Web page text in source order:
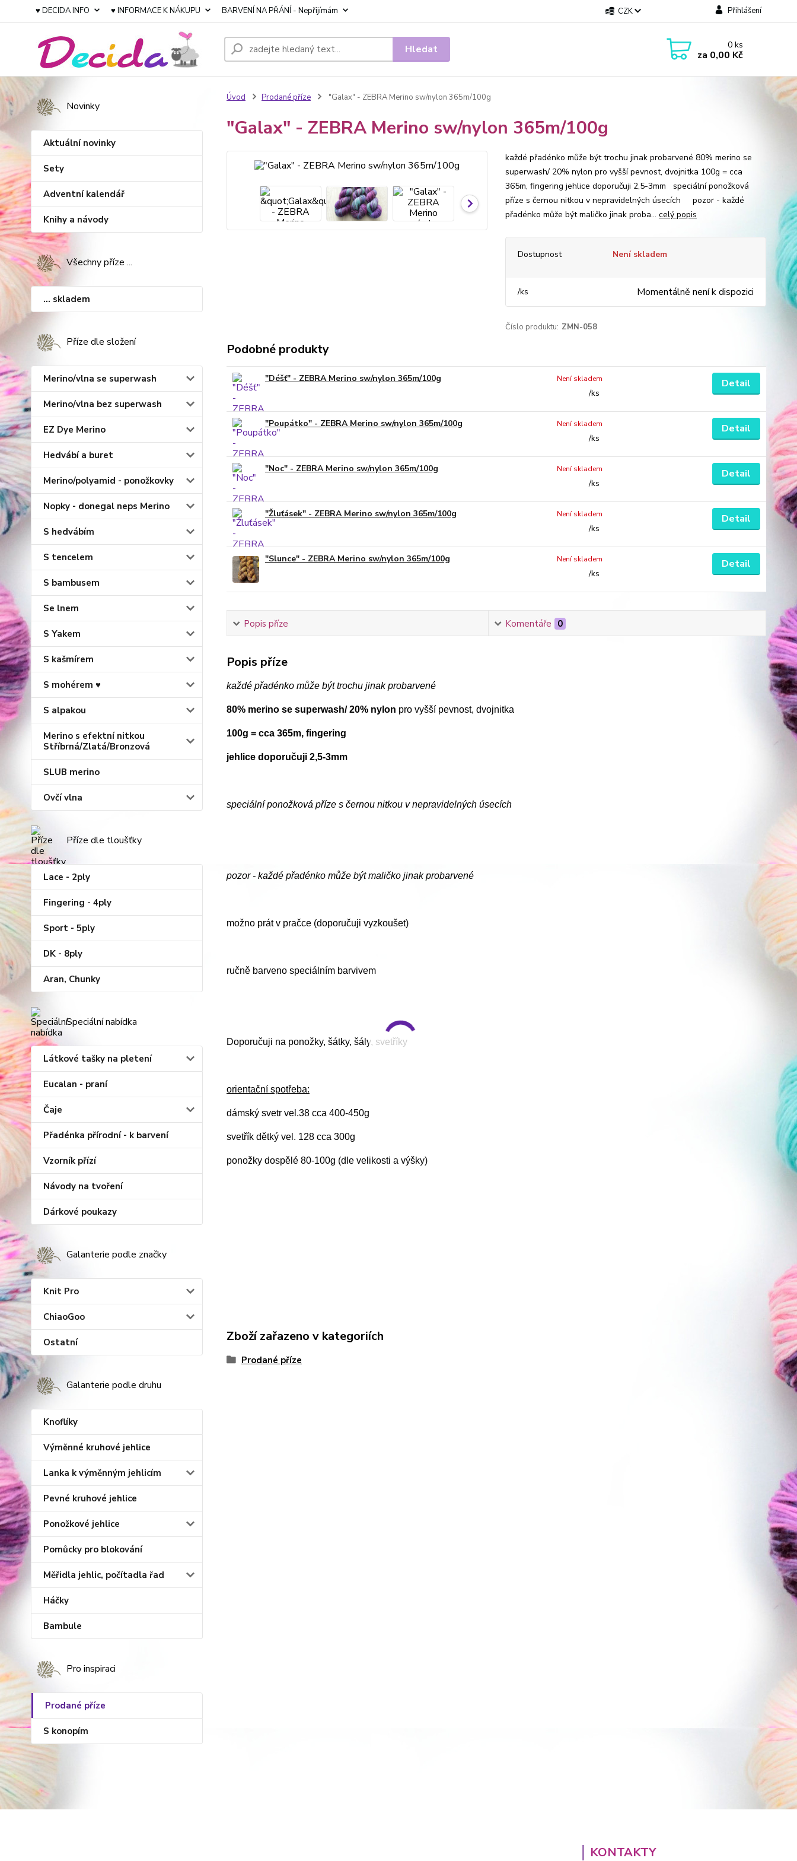
♥ DECIDA INFO ♥ INFORMACE K NÁKUPU BARVENÍ NA PŘÁNÍ - Nepřijímám CZK Přihlášení
Hledat 0ks
za 0,00 Kč
Novinky
Aktuální novinky
Sety
Adventní kalendář
Knihy a návody
Všechny příze ...
... skladem
Příze dle složení
Merino/vlna se superwash
Merino/vlna bez superwash
EZ Dye Merino
Hedvábí a buret
Merino/polyamid - ponožkovky
Nopky - donegal neps Merino
S hedvábím
S tencelem
S bambusem
Se lnem
S Yakem
S kašmírem
S mohérem ♥
S alpakou
Merino s efektní nitkou
Stříbrná/Zlatá/Bronzová
SLUB merino
Ovčí vlna
Příze dle tloušťky
Lace - 2ply
Fingering - 4ply
Sport - 5ply
DK - 8ply
Aran, Chunky
Speciální nabídka
Látkové tašky na pletení
Eucalan - praní
Čaje
Přadénka přírodní - k barvení
Vzorník přízí
Návody na tvoření
Dárkové poukazy
Galanterie podle značky
Knit Pro
ChiaoGoo
Ostatní
Galanterie podle druhu
Knoflíky
Výměnné kruhové jehlice
Lanka k výměnným jehlicím
Pevné kruhové jehlice
Ponožkové jehlice
Pomůcky pro blokování
Měřidla jehlic, počítadla řad
Háčky
Bambule
Pro inspiraci
Prodané příze
S konopím
Úvod Prodané příze "Galax" - ZEBRA Merino sw/nylon 365m/100g
"Galax" - ZEBRA Merino sw/nylon 365m/100g
každé přadénko může být trochu jinak probarvené 80% merino se
superwash/ 20% nylon pro vyšší pevnost, dvojnitka 100g = cca
365m, fingering jehlice doporučuji 2,5-3mm speciální ponožková
příze s černou nitkou v nepravidelných úsecích pozor - každé
přadénko může být maličko jinak proba... celý popis
Dostupnost Není skladem
/ks Momentálně není k dispozici
Číslo produktu: ZMN-058
Podobné produkty
"Déšť" - ZEBRA Merino sw/nylon 365m/100g
/ks
Není skladem Detail
"Poupátko" - ZEBRA Merino sw/nylon 365m/100g
/ks
Není skladem Detail
"Noc" - ZEBRA Merino sw/nylon 365m/100g
/ks
Není skladem Detail
"Žluťásek" - ZEBRA Merino sw/nylon 365m/100g
/ks
Není skladem Detail
"Slunce" - ZEBRA Merino sw/nylon 365m/100g
/ks
Není skladem Detail
Popis příze Komentáře 0
Popis příze
každé přadénko může být trochu jinak probarvené
80% merino se superwash/ 20% nylon pro vyšší pevnost, dvojnitka
100g = cca 365m, fingering
jehlice doporučuji 2,5-3mm
speciální ponožková příze s černou nitkou v nepravidelných úsecích
pozor - každé přadénko může být maličko jinak probarvené
možno prát v pračce (doporučuji vyzkoušet)
ručně barveno speciálním barvivem
Doporučuji na ponožky, šátky, šály, svetříky
orientační spotřeba:
dámský svetr vel.38 cca 400-450g
svetřík dětký vel. 128 cca 300g
ponožky dospělé 80-100g (dle velikosti a výšky)
Zboží zařazeno v kategoriích
Prodané příze
KONTAKTY